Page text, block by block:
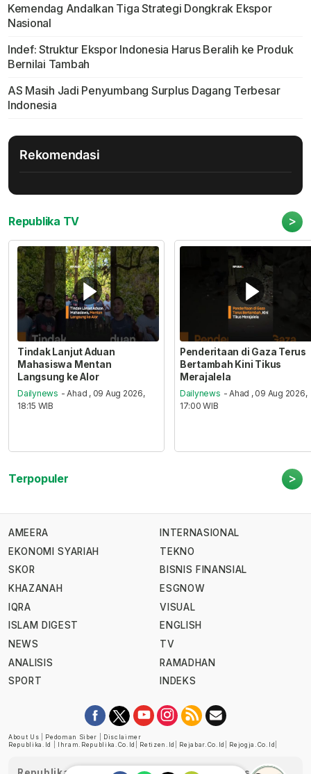
Kemendag Andalkan Tiga Strategi Dongkrak Ekspor
Nasional
Indef: Struktur Ekspor Indonesia Harus Beralih ke Produk
Bernilai Tambah
AS Masih Jadi Penyumbang Surplus Dagang Terbesar
Indonesia
Rekomendasi
Republika TV >
Tindak Lanjut Aduan
Mahasiswa Mentan
Langsung ke Alor
Dailynews - Ahad , 09 Aug 2026,
18:15 WIB
Penderitaan di Gaza Terus
Bertambah Kini Tikus
Merajalela
Dailynews - Ahad , 09 Aug 2026,
17:00 WIB
Terpopuler >
AMEERA
EKONOMI SYARIAH
SKOR
KHAZANAH
IQRA
ISLAM DIGEST
NEWS
ANALISIS
SPORT
INTERNASIONAL
TEKNO
BISNIS FINANSIAL
ESGNOW
VISUAL
ENGLISH
TV
RAMADHAN
INDEKS
About Us Pedoman Siber
Disclaimer
Republika.id
Ihram.republika.co.id Retizen.id Rejabar.co.id Rejogja.co.id